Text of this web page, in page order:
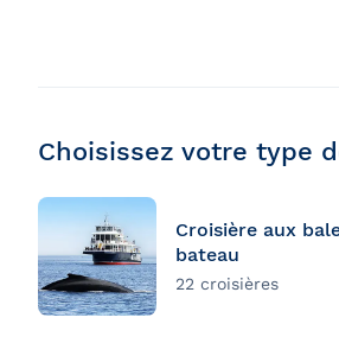
Choisissez votre type
Croisière aux
bateau
22 croisières